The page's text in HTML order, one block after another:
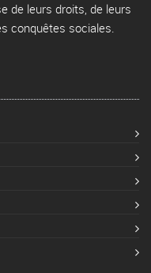
de leurs droits, de leurs
conquêtes sociales.